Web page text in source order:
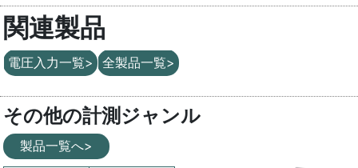
関連製品
電圧入力一覧> 全製品一覧>
その他の計測ジャンル
製品一覧へ>